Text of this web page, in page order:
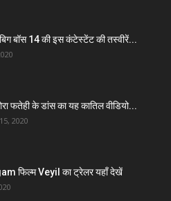
बॉस 14 की इस कंटेस्टेंट की तस्वीरें...
फतेही के डांस का यह कातिल वीडियो...
2020
फिल्म Veyil का ट्रेलर यहाँ देखें